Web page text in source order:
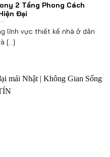
2 Tầng Phong Cách
Đại
lĩnh vực thiết kế nhà ở dân
[...]